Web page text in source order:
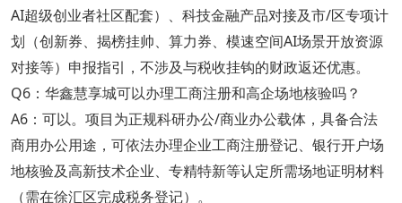
AI超级创业者社区配套）、科技金融产品对接及市/区专项计
划（创新券、揭榜挂帅、算力券、模速空间AI场景开放资源
对接等）申报指引，不涉及与税收挂钩的财政返还优惠。
Q6：华鑫慧享城可以办理工商注册和高企场地核验吗？
A6：可以。项目为正规科研办公/商业办公载体，具备合法
商用办公用途，可依法办理企业工商注册登记、银行开户场
地核验及高新技术企业、专精特新等认定所需场地证明材料
（需在徐汇区完成税务登记）。